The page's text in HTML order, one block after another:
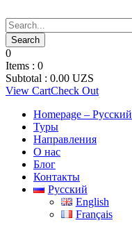
0
Items : 0
Subtotal : 0.00 UZS
View CartCheck Out
Homepage – Русский
Туры
Направления
О нас
Блог
Контакты
Русский
English
Français